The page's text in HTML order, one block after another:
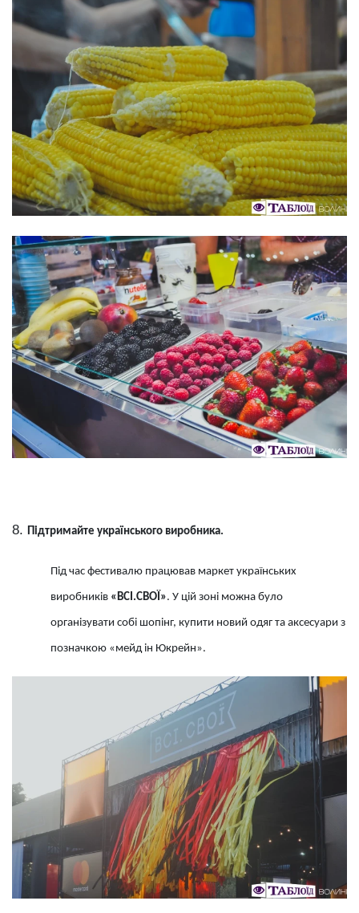
Підтримайте українського виробника.
Під час фестивалю працював маркет українських
виробників «ВСІ.СВОЇ». У цій зоні можна було
організувати собі шопінг, купити новий одяг та аксесуари з
позначкою «мейд ін Юкрейн».